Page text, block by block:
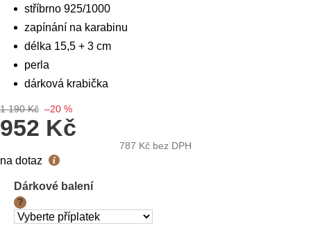
1 190 Kč –20 %
952 Kč
787 Kč bez DPH
Měrná
na dotaz
Dárkové balení
?
stříbrno 925/1000
zapínání na karabinu
délka 15,5 + 3 cm
perla
dárková krabička